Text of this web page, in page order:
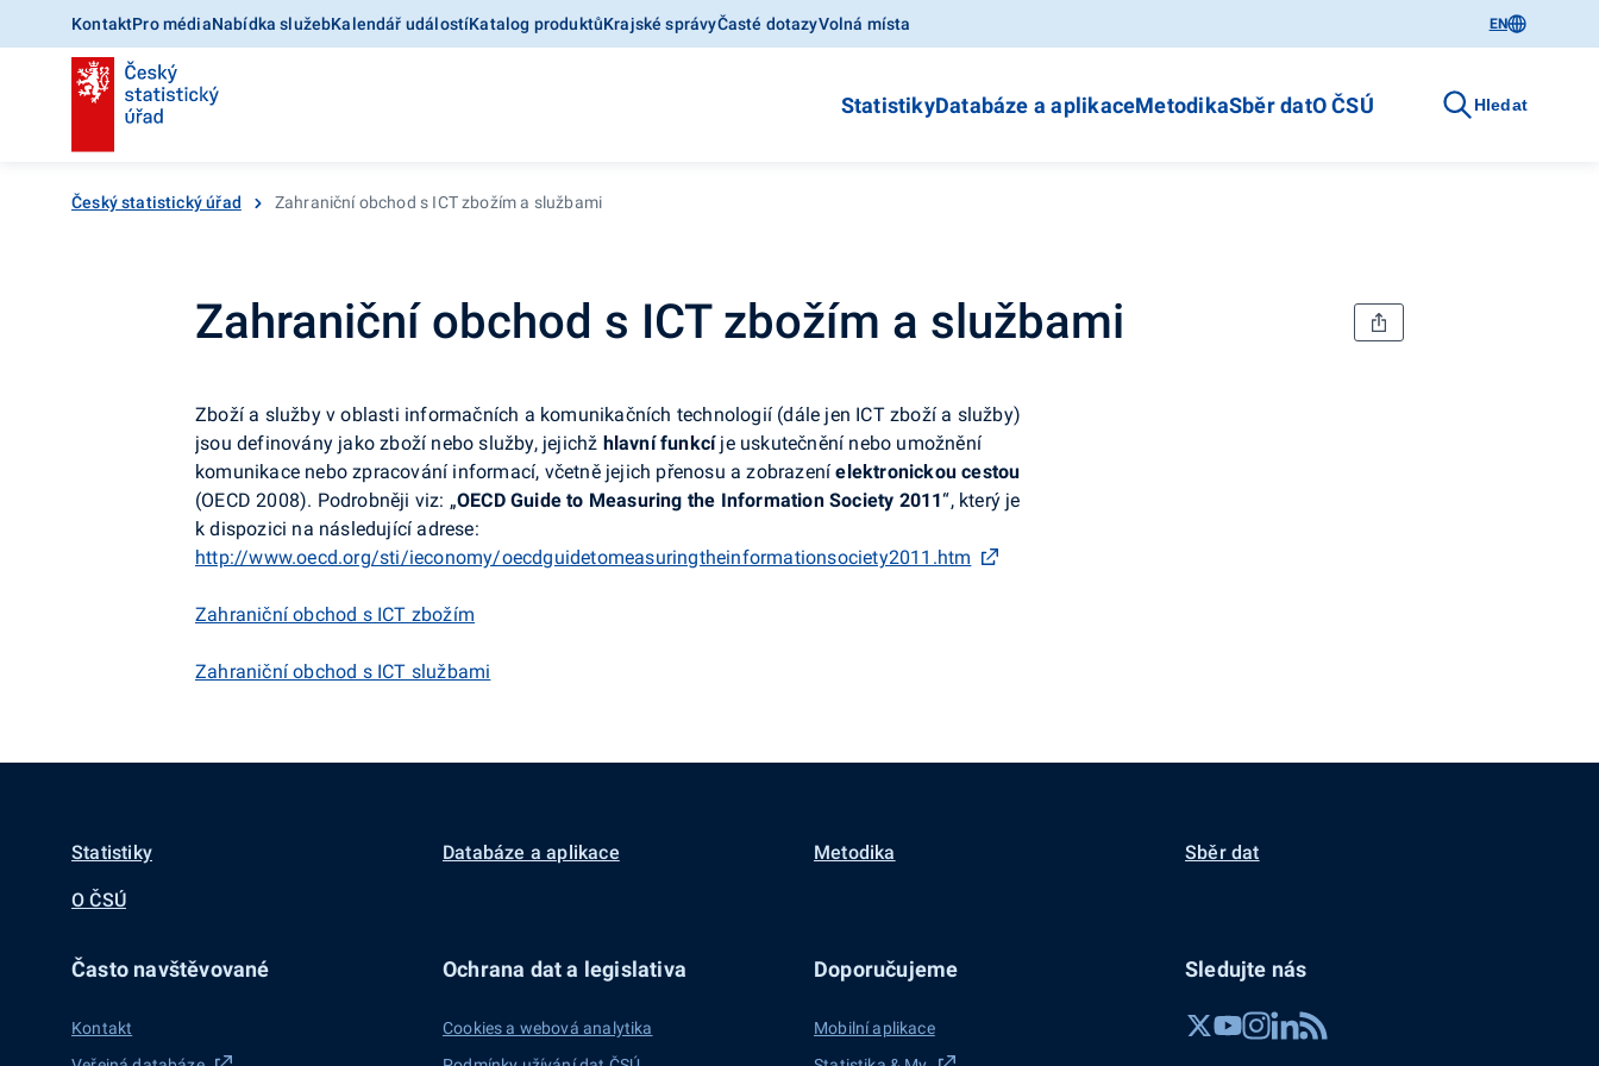
KontaktPro médiaNabídka služebKalendář událostíKatalog produktůKrajské správyČasté dotazyVolná místa EN
StatistikyDatabáze a aplikaceMetodikaSběr datO ČSÚ Hledat
Český statistický úřad Zahraniční obchod s ICT zbožím a službami
Zahraniční obchod s ICT zbožím a službami
Zboží a služby v oblasti informačních a komunikačních technologií (dále jen ICT zboží a služby)
jsou definovány jako zboží nebo služby, jejichž hlavní funkcíje uskutečnění nebo umožnění
komunikace nebo zpracování informací, včetně jejich přenosu a zobrazeníelektronickou cestou
(OECD 2008). Podrobněji viz: „OECD Guide to Measuring the Information Society 2011“, který je
k dispozici na následující adrese:
http://www.oecd.org/sti/ieconomy/oecdguidetomeasuringtheinformationsociety2011.htm
Zahraniční obchod s ICT zbožím
Zahraniční obchod s ICT službami
Statistiky Databáze a aplikace Metodika Sběr dat
O ČSÚ
Často navštěvované
Kontakt
Ochrana dat a legislativa
Cookies a webová analytika
Doporučujeme
Mobilní aplikace
Sledujte nás